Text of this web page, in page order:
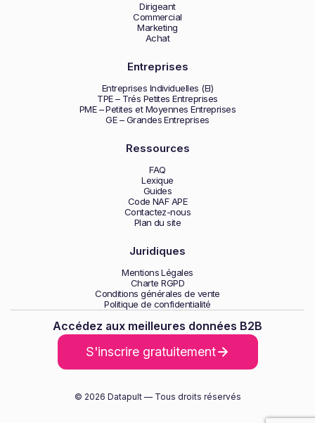
Dirigeant
Commercial
Marketing
Achat
Entreprises
Entreprises Individuelles (EI)
TPE – Trés Petites Entreprises
PME – Petites et Moyennes Entreprises
GE – Grandes Entreprises
Ressources
FAQ
Lexique
Guides
Code NAF APE
Contactez-nous
Plan du site
Juridiques
Mentions Légales
Charte RGPD
Conditions générales de vente
Politique de confidentialité
Accédez aux meilleures données B2B
S'inscrire gratuitement
© 2026 Datapult — Tous droits réservés